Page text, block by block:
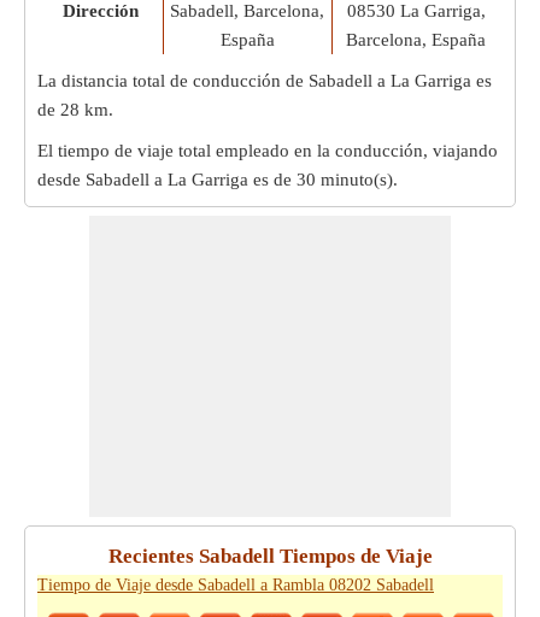
Dirección
Sabadell, Barcelona,
España
08530 La Garriga,
Barcelona, España
La distancia total de conducción de Sabadell a La Garriga es
de 28 km.
El tiempo de viaje total empleado en la conducción, viajando
desde Sabadell a La Garriga es de 30 minuto(s).
Recientes Sabadell Tiempos de Viaje
Tiempo de Viaje desde Sabadell a Rambla 08202 Sabadell